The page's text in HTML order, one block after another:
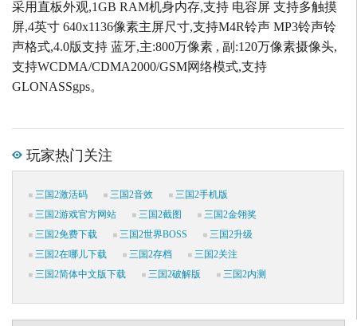
采用直板外观,1GB RAM机身内存,支持 电容屏 支持多触摸
屏,4英寸 640x1136像素主屏尺寸,支持M4R铃声 MP3铃声铃
声格式,4.0版支持 蓝牙,主:800万像素 , 副:120万像素摄像头,
支持WCDMA/CDMA2000/GSM网络模式,支持
GLONASSgps。
玩家热门关注
三国2激活码 三国2音效
三国2手机版
三国2游戏官方网站
三国2截图
三国2金翎奖
三国2免费下载
三国2世界BOSS
三国2升级
三国2在哪儿下载
三国2存档
三国2关注
三国2简体中文版下载
三国2破解版 三国2内测